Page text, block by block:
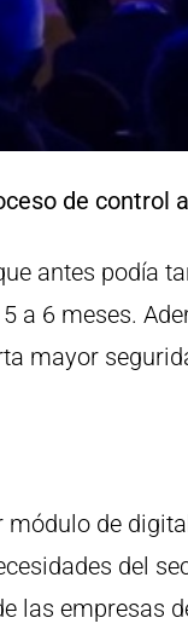
de control
antes podía
a 6 meses.
mayor
de
del
las empresas